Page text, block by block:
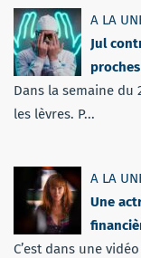
A LA
Jul
Dans la semaine
les lèvres. P...
A LA
Une
C’est dans une